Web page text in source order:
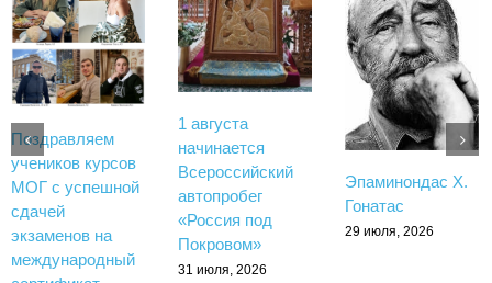
Поздравляем
учеников курсов
МОГ с успешной
сдачей
экзаменов на
международный
1 августа
начинается
Всероссийский
автопробег
«Россия под
Покровом»
31 июля, 2026
Эпаминондас Х.
Гонатас
29 июля, 2026